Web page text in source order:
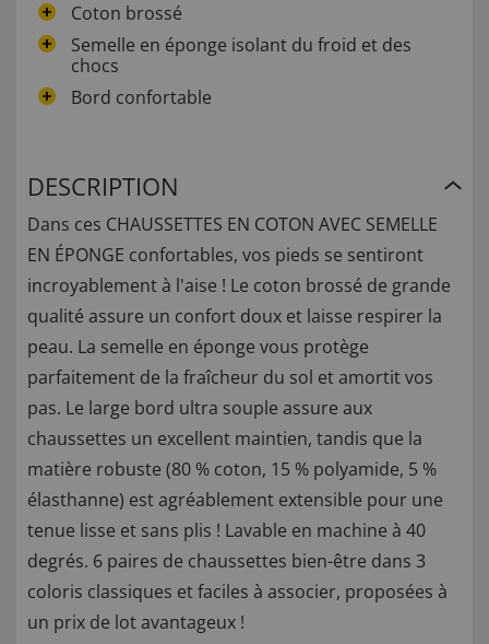
Coton brossé
Semelle en éponge isolant du froid et des
chocs
Bord confortable
DESCRIPTION
Dans ces CHAUSSETTES EN COTON AVEC SEMELLE
EN ÉPONGE confortables, vos pieds se sentiront
incroyablement à l'aise ! Le coton brossé de grande
qualité assure un confort doux et laisse respirer la
peau. La semelle en éponge vous protège
parfaitement de la fraîcheur du sol et amortit vos
pas. Le large bord ultra souple assure aux
chaussettes un excellent maintien, tandis que la
matière robuste (80 % coton, 15 % polyamide, 5 %
élasthanne) est agréablement extensible pour une
tenue lisse et sans plis ! Lavable en machine à 40
degrés. 6 paires de chaussettes bien-être dans 3
coloris classiques et faciles à associer, proposées à
un prix de lot avantageux !